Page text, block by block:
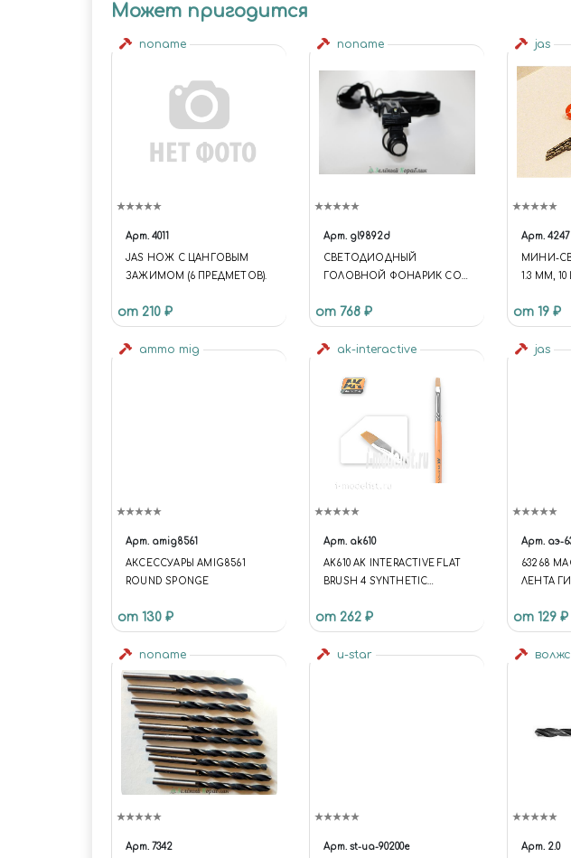
Может пригодится
noname
Арт. 4011
JAS НОЖ С ЦАНГОВЫМ
ЗАЖИМОМ (6 ПРЕДМЕТОВ).
от 210 ₽
noname
Арт. gl9892d
СВЕТОДИОДНЫЙ
ГОЛОВНОЙ ФОНАРИК СО
И 20Х
от 768 ₽
jas
Арт. 4247
МИНИ-
1.3 ММ, 10
от 19 ₽
ammo mig
Арт. amig8561
АКСЕССУАРЫ AMIG8561
ROUND SPONGE
от 130 ₽
ak-interactive
Арт. ak610
AK610 AK INTERACTIVE FLAT
BRUSH 4 SYNTHETIC
СИНТЕТИЧЕСКАЯ КИСТЬ)
от 262 ₽
jas
Арт. аэ-
63268
ЛЕНТА
от 129 ₽
noname
Арт. 7342
u-star
Арт. st-ua-90200е Арт. 2.0